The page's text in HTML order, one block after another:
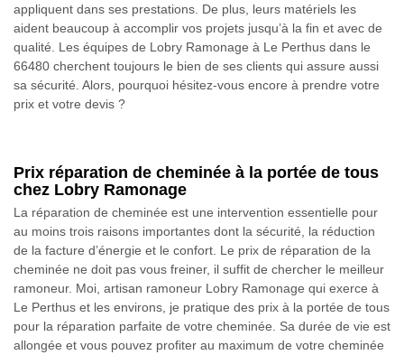
appliquent dans ses prestations. De plus, leurs matériels les
aident beaucoup à accomplir vos projets jusqu’à la fin et avec de
qualité. Les équipes de Lobry Ramonage à Le Perthus dans le
66480 cherchent toujours le bien de ses clients qui assure aussi
sa sécurité. Alors, pourquoi hésitez-vous encore à prendre votre
prix et votre devis ?
Prix réparation de cheminée à la portée de tous
chez Lobry Ramonage
La réparation de cheminée est une intervention essentielle pour
au moins trois raisons importantes dont la sécurité, la réduction
de la facture d’énergie et le confort. Le prix de réparation de la
cheminée ne doit pas vous freiner, il suffit de chercher le meilleur
ramoneur. Moi, artisan ramoneur Lobry Ramonage qui exerce à
Le Perthus et les environs, je pratique des prix à la portée de tous
pour la réparation parfaite de votre cheminée. Sa durée de vie est
allongée et vous pouvez profiter au maximum de votre cheminée